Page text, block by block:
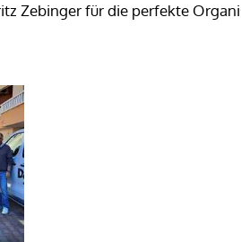
Zebinger für die perfekte